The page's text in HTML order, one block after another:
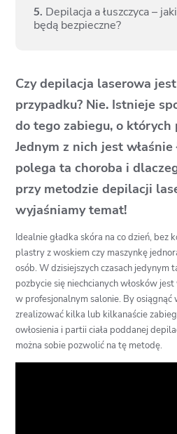
5. Depilacja a łuszczyca –
będą bezpieczne?
Czy depilacja laserowa
przypadku? Nie. Istnieje
do tego zabiegu, o których
Jednym z nich jest właśnie
polega ta choroba i
przy metodzie depilacji
wyjaśniamy temat!
Idealnie gładka skóra na co dzień, bez
plastry z woskiem czy maszynkę
osób. W dzisiejszych czasach jedynym
pozbycie się niechcianych włosków
w profesjonalnym salonie. By
zrealizować kilka lub kilkanaście
owłosienia i partii ciała poddanej
można sobie pozwolić na tę metodę.